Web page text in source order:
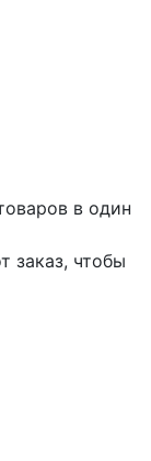
в один
заказ, чтобы